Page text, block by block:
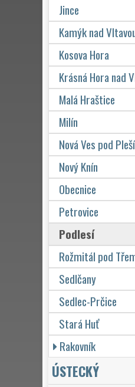
Jince
Kamýk nad
Kosova Hora
Krásná Hora nad
Malá Hraštice
Milín
Nová Ves pod Pleší
Nový Knín
Obecnice
Petrovice
Podlesí
Rožmitál pod
Sedlčany
Sedlec-Prčice
Stará Huť
Rakovník
ÚSTECKÝ